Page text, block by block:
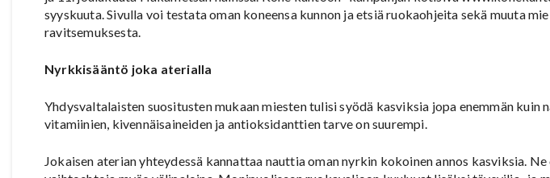
syyskuuta. Sivulla voi testata oman koneensa kunnon ja etsiä ruokaohjeita sekä muuta
ravitsemuksesta.
Nyrkkisääntö joka aterialla
Yhdysvaltalaisten suositusten mukaan miesten tulisi syödä kasviksia jopa enemmän kuin
vitamiinien, kivennäisaineiden ja antioksidanttien tarve on suurempi.
Jokaisen aterian yhteydessä kannattaa nauttia oman nyrkin kokoinen annos kasviksia.